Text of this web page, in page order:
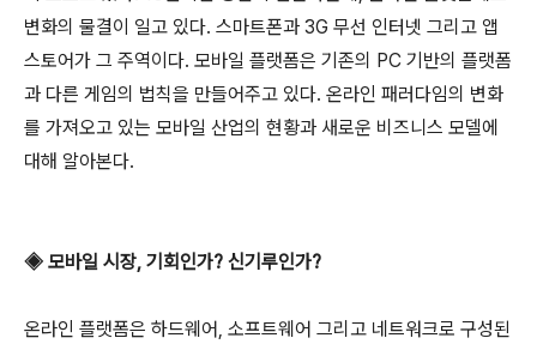
변화의 물결이 일고 있다. 스마트폰과 3G 무선 인터넷 그리고 앱
스토어가 그 주역이다. 모바일 플랫폼은 기존의 PC 기반의 플랫폼
과 다른 게임의 법칙을 만들어주고 있다. 온라인 패러다임의 변화
를 가져오고 있는 모바일 산업의 현황과 새로운 비즈니스 모델에
대해 알아본다.
◈ 모바일 시장, 기회인가? 신기루인가?
온라인 플랫폼은 하드웨어, 소프트웨어 그리고 네트워크로 구성된